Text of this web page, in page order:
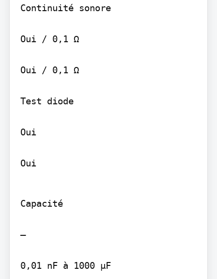
Continuité sonore
Oui / 0,1 Ω
Oui / 0,1 Ω
Test diode
Oui
Oui
Capacité
—
0,01 nF à 1000 µF